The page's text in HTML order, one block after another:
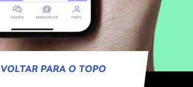
VOLTAR PARA O TOPO